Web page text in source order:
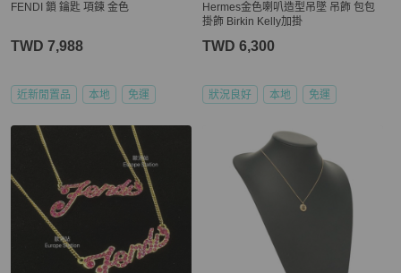
FENDI 鎖 鑰匙 項鍊 金色
TWD 7,988
近新閒置品 本地 免運
Hermes金色喇叭造型吊墜 吊飾 包包
掛飾 Birkin Kelly加掛
TWD 6,300
狀況良好 本地 免運